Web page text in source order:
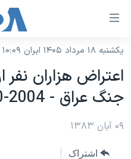
لینکهای
دسترسی
جهش
محتوای
اصلی
جهش
نسخه سبک وب‌سایت
موضوع ها
ایران
آمریکا
برنامه های تلویزیونی
جدول برنامه ها
یکشنبه ۱۸ مرداد ۱۴۰۵ ایران ۱۰:۰۹
اعتراض هزاران نفر
جنگ عراق - 2004-10-30
۰۹ آبان ۱۳۸۳
اشتراک